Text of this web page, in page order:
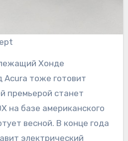
Хонде
Acura тоже готовит
премьерой станет
на базе американского
весной. В конце года
электрический